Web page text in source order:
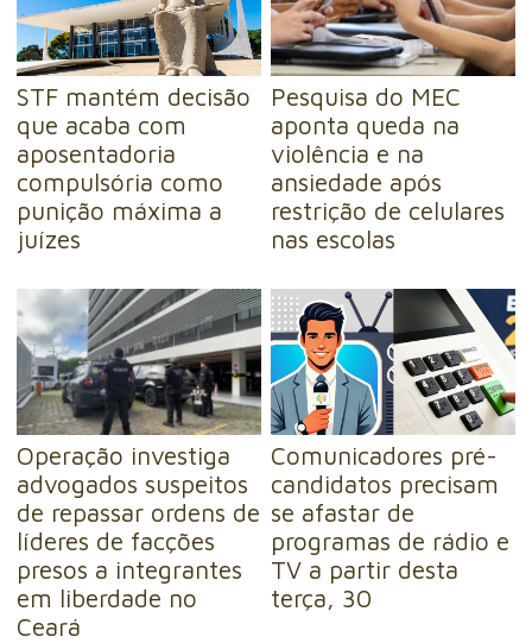
STF mantém decisão
que acaba com
aposentadoria
compulsória como
punição máxima a
juízes
Pesquisa do MEC
aponta queda na
violência e na
ansiedade após
restrição de celulares
nas escolas
Operação investiga
advogados suspeitos
de repassar ordens de
líderes de facções
presos a integrantes
em liberdade no
Ceará
Comunicadores pré-
candidatos precisam
se afastar de
programas de rádio e
TV a partir desta
terça, 30